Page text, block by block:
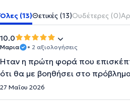
Όλες (13)Θετικές (13)Ουδέτερες (0)
10.0
Μαρια • 2 αξιολογήσεις
Ήταν η πρώτη φορά που
ότι θα με βοηθήσει στο
27 Μαΐου 2026